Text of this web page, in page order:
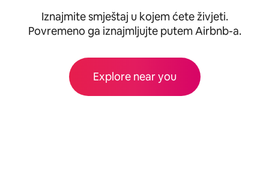
Iznajmite smještaj u kojem ćete živjeti.
Povremeno ga iznajmljujte putem Airbnb-a.
Explore near you